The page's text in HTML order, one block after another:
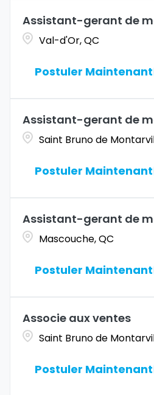
Assistant-gerant de
Val-d'Or, QC
Postuler Maintenant
Assistant-gerant de
Saint Bruno de
Postuler Maintenant
Assistant-gerant de
Mascouche, QC
Postuler Maintenant
Associe aux ventes
Saint Bruno de
Postuler Maintenant